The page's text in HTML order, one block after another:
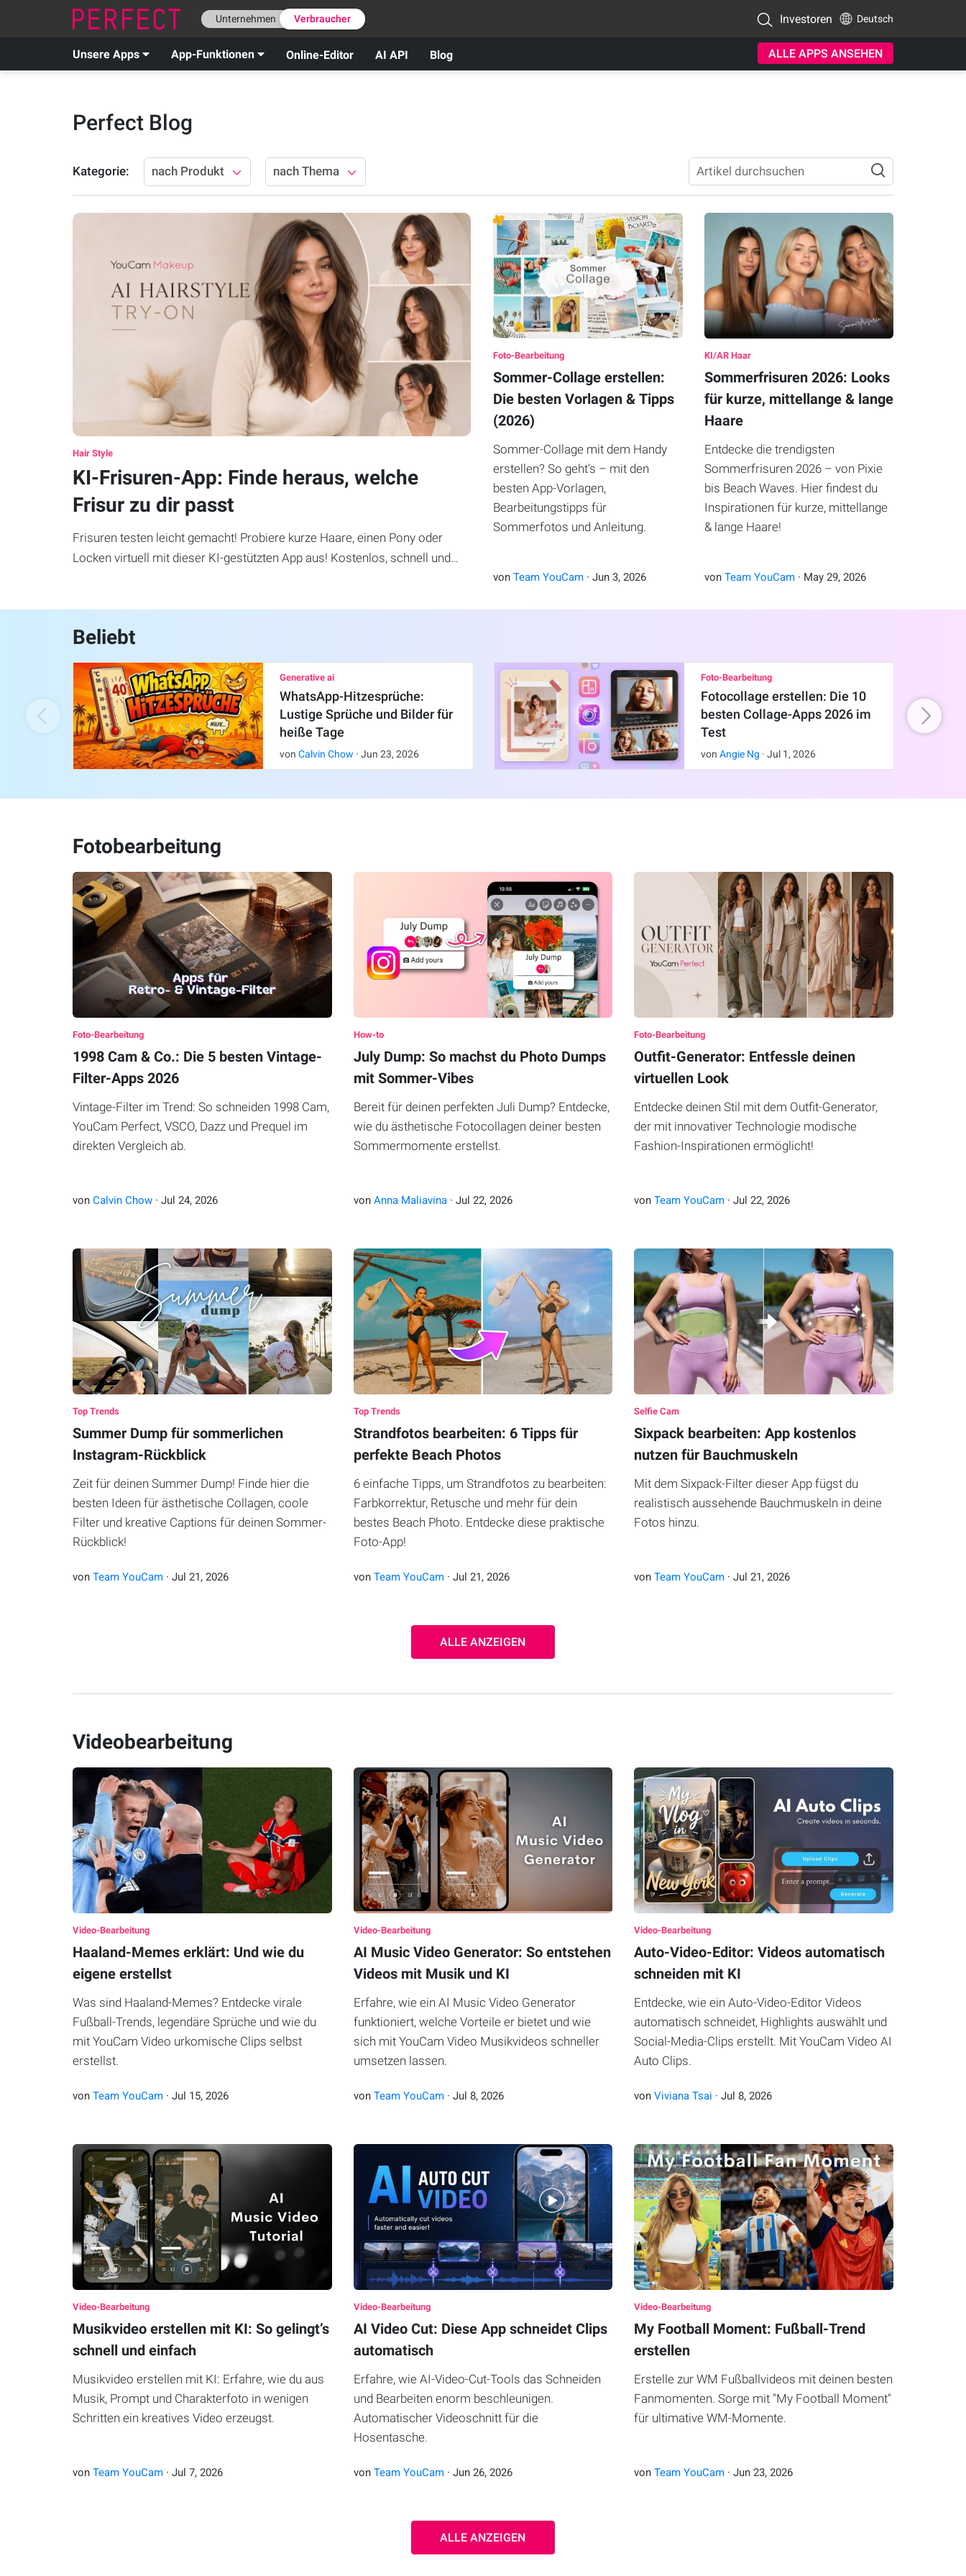
Unternehmen Verbraucher Investoren Deutsch
Unsere Apps App-Funktionen Online-Editor AI API Blog ALLE APPS ANSEHEN
Perfect Blog
Kategorie: nach Produkt nach Thema
Hair Style
KI-Frisuren-App: Finde heraus, welche
Frisur zu dir passt
Frisuren testen leicht gemacht! Probiere kurze Haare, einen Pony oder
Locken virtuell mit dieser KI-gestützten App aus! Kostenlos, schnell und
Foto-Bearbeitung
Sommer-Collage erstellen:
Die besten Vorlagen & Tipps
(2026)
Sommer-Collage mit dem Handy
erstellen? So geht's – mit den
besten App-Vorlagen,
Bearbeitungstipps für
Sommerfotos und Anleitung.
vonTeam YouCam ·Jun 3,2026
KI/AR Haar
Sommerfrisuren 2026: Looks
für kurze, mittellange & lange
Haare
Entdecke die trendigsten
Sommerfrisuren 2026 – von Pixie
bis Beach Waves. Hier findest du
Inspirationen für kurze, mittellange
& lange Haare!
von Team YouCam· May 29, 2026
Beliebt
Generative ai
WhatsApp-Hitzesprüche:
Lustige Sprüche und Bilder für
heiße Tage
von Calvin Chow · Jun 23, 2026
Foto-Bearbeitung
Fotocollage erstellen: Die 10
besten Collage-Apps 2026 im
Test
von Angie Ng · Jul 1 , 2026
Fotobearbeitung
Foto-Bearbeitung
1998 Cam & Co.: Die 5 besten Vintage-
Filter-Apps 2026
Vintage-Filter im Trend: So schneiden 1998 Cam,
YouCam Perfect, VSCO, Dazz und Prequel im
direkten Vergleich ab.
von Calvin Chow· Jul 24, 2026
How-to
July Dump: So machst du Photo Dumps
mit Sommer-Vibes
Bereit für deinen perfekten Juli Dump? Entdecke,
wie du ästhetische Fotocollagen deiner besten
Sommermomente erstellst.
von Anna Maliavina· Jul 22, 2026
Foto-Bearbeitung
Outfit-Generator: Entfessle deinen
virtuellen Look
Entdecke deinen Stil mit dem Outfit-Generator,
der mit innovativer Technologie modische
Fashion-Inspirationen ermöglicht!
vonTeam YouCam ·Jul 22,2026
Top Trends
Summer Dump für sommerlichen
Instagram-Rückblick
Zeit für deinen Summer Dump! Finde hier die
besten Ideen für ästhetische Collagen, coole
Filter und kreative Captions für deinen Sommer-
Rückblick!
von Team YouCam· Jul 21, 2026
Top Trends
Strandfotos bearbeiten: 6 Tipps für
perfekte Beach Photos
6 einfache Tipps, um Strandfotos zu bearbeiten:
Farbkorrektur, Retusche und mehr für dein
bestes Beach Photo. Entdecke diese praktische
Foto-App!
von Team YouCam· Jul 21, 2026
Selfie Cam
Sixpack bearbeiten: App kostenlos
nutzen für Bauchmuskeln
Mit dem Sixpack-Filter dieser App fügst du
realistisch aussehende Bauchmuskeln in deine
Fotos hinzu.
vonTeam YouCam ·Jul 21,2026
ALLE ANZEIGEN
Videobearbeitung
Video-Bearbeitung
Haaland-Memes erklärt: Und wie du
eigene erstellst
Was sind Haaland-Memes? Entdecke virale
Fußball-Trends, legendäre Sprüche und wie du
mit YouCam Video urkomische Clips selbst
erstellst.
von Team YouCam· Jul 15, 2026
Video-Bearbeitung
AI Music Video Generator: So entstehen
Videos mit Musik und KI
Erfahre, wie ein AI Music Video Generator
funktioniert, welche Vorteile er bietet und wie
sich mit YouCam Video Musikvideos schneller
umsetzen lassen.
von Team YouCam· Jul 8, 2026
Video-Bearbeitung
Auto-Video-Editor: Videos automatisch
schneiden mit KI
Entdecke, wie ein Auto-Video-Editor Videos
automatisch schneidet, Highlights auswählt und
Social-Media-Clips erstellt. Mit YouCam Video AI
Auto Clips.
vonViviana Tsai ·Jul 8,2026
Video-Bearbeitung
Musikvideo erstellen mit KI: So gelingt’s
schnell und einfach
Musikvideo erstellen mit KI: Erfahre, wie du aus
Musik, Prompt und Charakterfoto in wenigen
Schritten ein kreatives Video erzeugst.
von Team YouCam· Jul 7, 2026
Video-Bearbeitung
AI Video Cut: Diese App schneidet Clips
automatisch
Erfahre, wie AI-Video-Cut-Tools das Schneiden
und Bearbeiten enorm beschleunigen.
Automatischer Videoschnitt für die
Hosentasche.
von Team YouCam· Jun 26, 2026
Video-Bearbeitung
My Football Moment: Fußball-Trend
erstellen
Erstelle zur WM Fußballvideos mit deinen besten
Fanmomenten. Sorge mit "My Football Moment"
für ultimative WM-Momente.
vonTeam YouCam ·Jun 23,2026
ALLE ANZEIGEN